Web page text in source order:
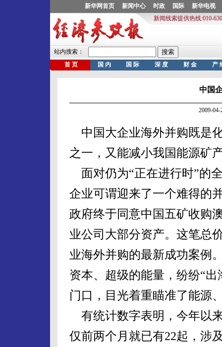
中国
2009-
中国大企业海外并购既是
之一，又能减小我国能源矿
面对仍为“正在进行时”的
企业可谓迎来了一个难得的
政府终于同意中国五矿收购
业公司大部分资产。这笔总
业海外并购的最新成功案例
资本、超级的能量，纷纷“
门口，目光着重瞄准了能源
有统计数字表明，今年以
仅前两个月就已有22起，涉